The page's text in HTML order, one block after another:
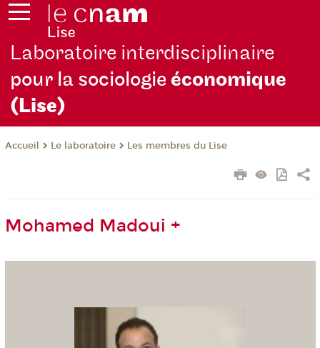
Laboratoire interdisciplinaire
pour la sociologieéconomique
(Lise)
Accueil Le laboratoire Les membres du Lise
Mohamed Madoui +